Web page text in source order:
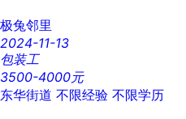
极兔邻里
2024-11-13
包装工
3500-4000元
东华街道 不限经验 不限学历